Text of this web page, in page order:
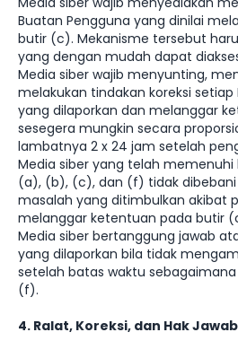
Buatan Pengguna yang dinilai
butir (c). Mekanisme tersebut
yang dengan mudah dapat
Media siber wajib menyunting,
melakukan tindakan koreksi setiap
yang dilaporkan dan melanggar
sesegera mungkin secara
lambatnya 2 x 24 jam setelah
Media siber yang telah
(a), (b), (c), dan (f) tidak
masalah yang ditimbulkan akibat
melanggar ketentuan pada butir
Media siber bertanggung jawab
yang dilaporkan bila tidak
setelah batas waktu
(f).
4. Ralat, Koreksi, dan Hak Jawab